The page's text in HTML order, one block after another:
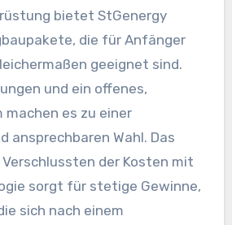
bietet StGenergy
die für Anfänger
geeignet sind.
und ein offenes,
machen es zu einer
ansprechbaren Wahl. Das
der Kosten mit
sorgt für stetige Gewinne,
sich nach einem